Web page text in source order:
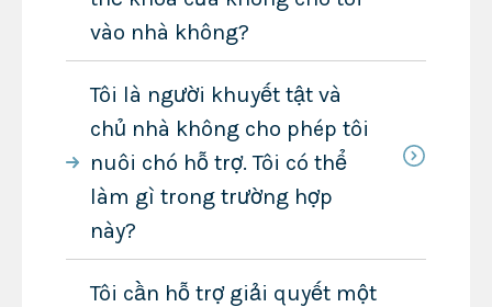
vào nhà không?
Tôi là người khuyết tật và
chủ nhà không cho phép tôi
nuôi chó hỗ trợ. Tôi có thể
làm gì trong trường hợp
này?
Tôi cần hỗ trợ giải quyết một